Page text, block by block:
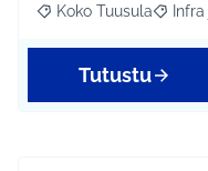
Rajaa tulokset
Koko Tuusula Rajaa
Tutustu